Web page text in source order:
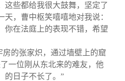
些都给我很大鼓舞，坚定了
，曹中枢笑嘻嘻地对我说：
你在法庭上的表现不错，希望
房的张家炽，通过墙壁上的窟
一位刚从东北来的难友，他
的日子不长了。”